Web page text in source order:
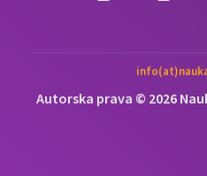
Autorska prava © 2026